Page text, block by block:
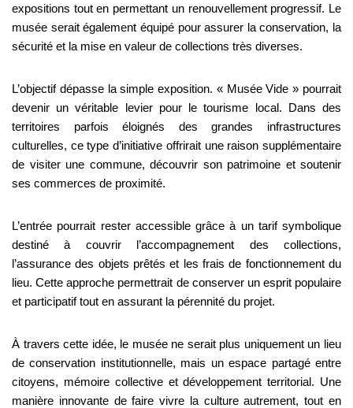
expositions tout en permettant un renouvellement progressif. Le
musée serait également équipé pour assurer la conservation, la
sécurité et la mise en valeur de collections très diverses.
L’objectif dépasse la simple exposition. « Musée Vide » pourrait
devenir un véritable levier pour le tourisme local. Dans des
territoires parfois éloignés des grandes infrastructures
culturelles, ce type d’initiative offrirait une raison supplémentaire
de visiter une commune, découvrir son patrimoine et soutenir
ses commerces de proximité.
L’entrée pourrait rester accessible grâce à un tarif symbolique
destiné à couvrir l’accompagnement des collections,
l’assurance des objets prêtés et les frais de fonctionnement du
lieu. Cette approche permettrait de conserver un esprit populaire
et participatif tout en assurant la pérennité du projet.
À travers cette idée, le musée ne serait plus uniquement un lieu
de conservation institutionnelle, mais un espace partagé entre
citoyens, mémoire collective et développement territorial. Une
manière innovante de faire vivre la culture autrement, tout en